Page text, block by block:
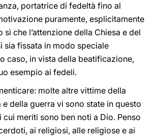
portatrice di fedeltà fino al
puramente, esplicitamente
sì che l’attenzione della Chiesa e del
sia fissata in modo speciale
caso, in vista della beatificazione,
esempio ai fedeli.
molte altre vittime della
della guerra vi sono state in questo
cui meriti sono ben noti a Dio. Penso
ai religiosi, alle religiose e ai